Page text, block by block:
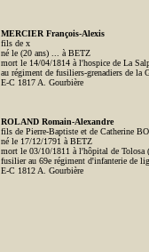
MERCIER François-Alexis
fils de x
né le (20 ans) ... à BETZ
mort le 14/04/1814 à l'hospice de La
au régiment de fusiliers-grenadiers de la
E-C 1817 A. Gourbière
ROLAND Romain-Alexandre
fils de Pierre-Baptiste et de Catherine
né le 17/12/1791 à BETZ
mort le 03/10/1811 à l'hôpital de Tolosa
fusilier au 69e régiment d'infanterie de
E-C 1812 A. Gourbière